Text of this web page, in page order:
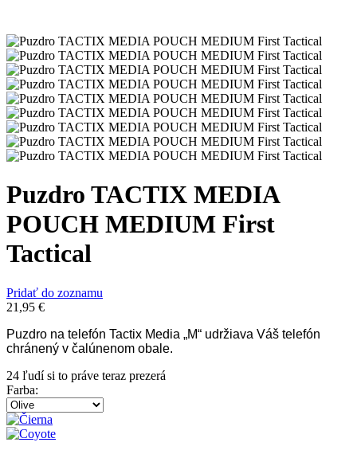
Puzdro TACTIX MEDIA
POUCH MEDIUM First
Tactical
Pridať do zoznamu
21,95 €
Puzdro na telefón Tactix Media „M“ udržiava Váš telefón
chránený v čalúnenom obale.
24 ľudí si to práve teraz prezerá
Farba: